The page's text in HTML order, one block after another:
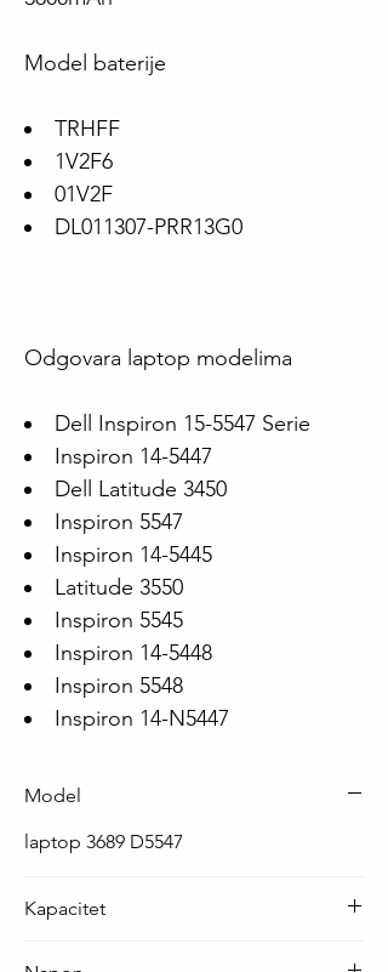
Model baterije
TRHFF
1V2F6
01V2F
DL011307-PRR13G0
Odgovara laptop modelima
Dell Inspiron 15-5547 Serie
Inspiron 14-5447
Dell Latitude 3450
Inspiron 5547
Inspiron 14-5445
Latitude 3550
Inspiron 5545
Inspiron 14-5448
Inspiron 5548
Inspiron 14-N5447
Model
laptop 3689 D5547
Kapacitet